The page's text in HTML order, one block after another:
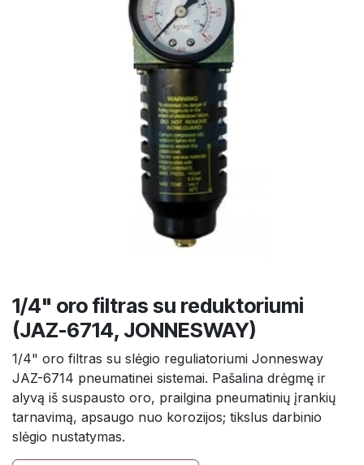
1/4" oro filtras su reduktoriumi
(JAZ-6714, JONNESWAY)
1/4" oro filtras su slėgio reguliatoriumi Jonnesway
JAZ-6714 pneumatinei sistemai. Pašalina drėgmę ir
alyvą iš suspausto oro, prailgina pneumatinių įrankių
tarnavimą, apsaugo nuo korozijos; tikslus darbinio
slėgio nustatymas.